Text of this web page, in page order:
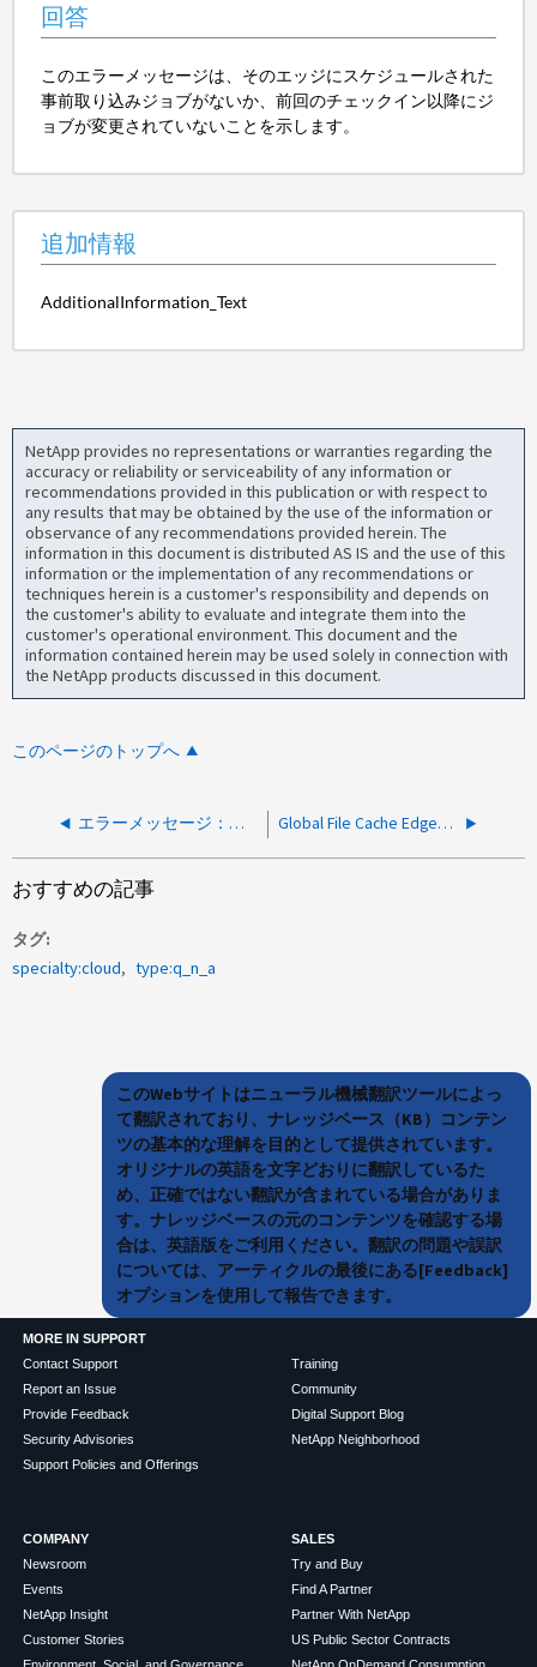
回答
このエラーメッセージは、そのエッジにスケジュールされた
事前取り込みジョブがないか、前回のチェックイン以降にジ
ョブが変更されていないことを示します。
追加情報
AdditionalInformation_Text
NetApp provides no representations or warranties regarding the
accuracy or reliability or serviceability of any information or
recommendations provided in this publication or with respect to
any results that may be obtained by the use of the information or
observance of any recommendations provided herein. The
information in this document is distributed AS IS and the use of this
information or the implementation of any recommendations or
techniques herein is a customer's responsibility and depends on
the customer's ability to evaluate and integrate them into the
customer's operational environment. This document and the
information contained herein may be used solely in connection with
the NetApp products discussed in this document.
このページのトップへ
エラーメッセージ：エラー：ライセンスキーを確認してください Global File Cache Edgeで削除されたフォルダの返却
おすすめの記事
タグ
specialty:cloud
type:q_n_a
このWebサイトはニューラル機械翻訳ツールによっ
て翻訳されており、ナレッジベース（KB）コンテン
ツの基本的な理解を目的として提供されています。
オリジナルの英語を文字どおりに翻訳しているた
め、正確ではない翻訳が含まれている場合がありま
す。ナレッジベースの元のコンテンツを確認する場
合は、英語版をご利用ください。翻訳の問題や誤訳
については、アーティクルの最後にある[Feedback]
オプションを使用して報告できます。
MORE IN SUPPORT
Contact Support
Report an Issue
Provide Feedback
Security Advisories
Support Policies and Offerings
Training
Community
Digital Support Blog
NetApp Neighborhood
COMPANY
Newsroom
Events
NetApp Insight
Customer Stories
SALES
Try and Buy
Find A Partner
Partner With NetApp
US Public Sector Contracts